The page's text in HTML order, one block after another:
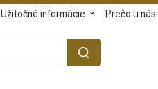
Užitočné informácie Prečo u nás